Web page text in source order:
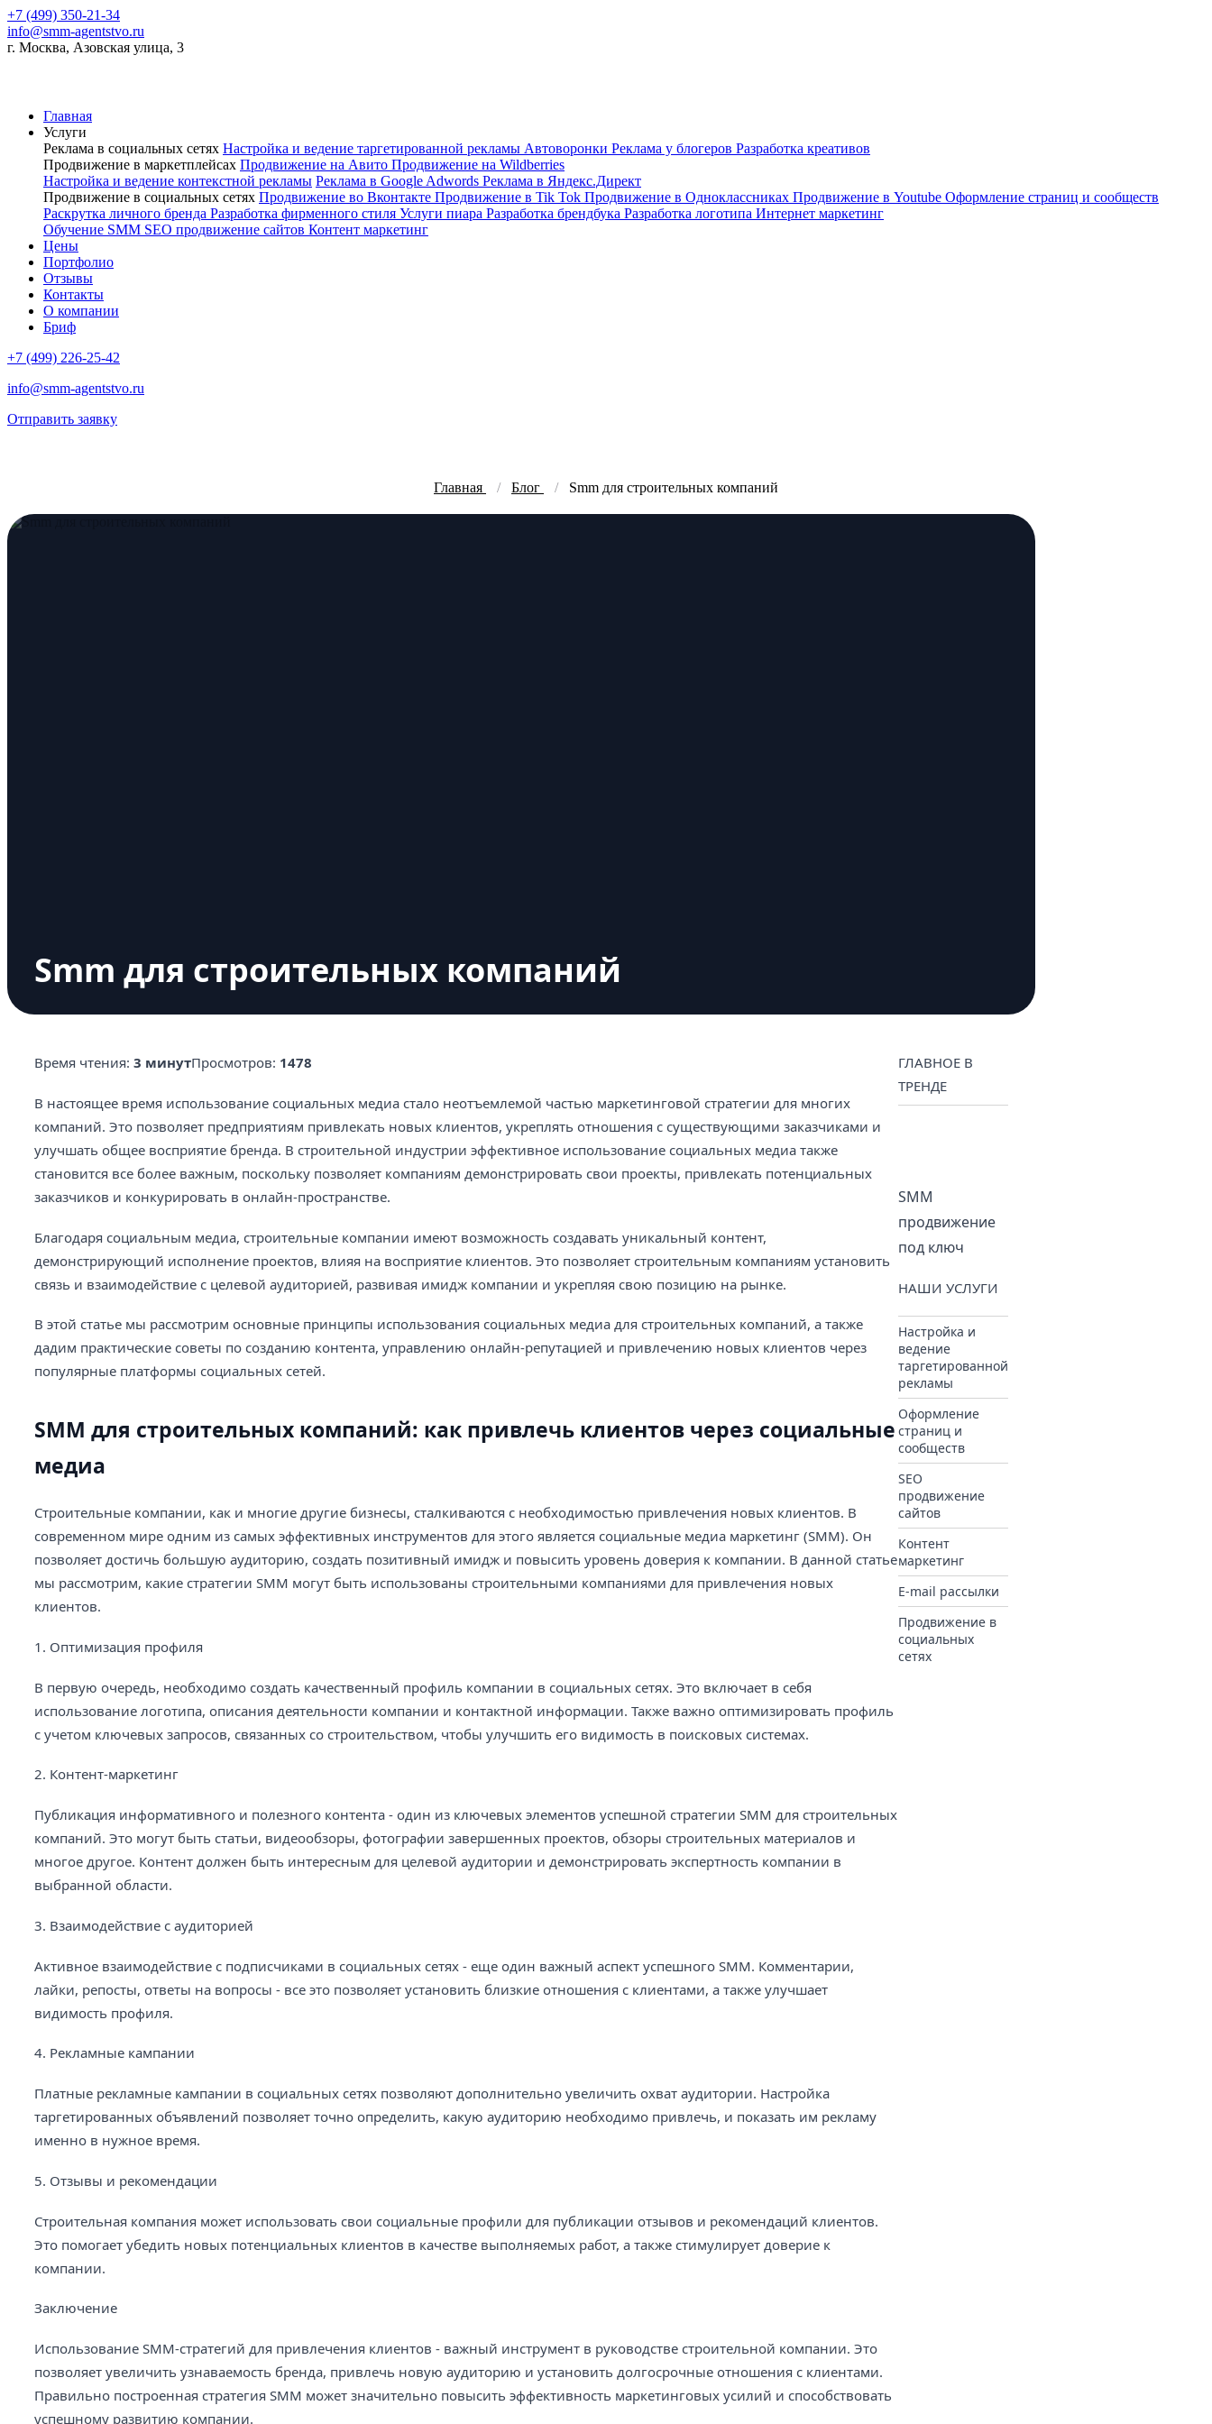
+7 (499) 350-21-34
info@smm-agentstvo.ru
г. Москва, Азовская улица, 3
Главная
Услуги
Реклама в социальных сетях Настройка и ведение таргетированной рекламы Автоворонки Реклама у блогеров Разработка креативов
Продвижение в маркетплейсах Продвижение на Авито Продвижение на Wildberries
Настройка и ведение контекстной рекламы Реклама в Google Adwords Реклама в Яндекс.Директ
Продвижение в социальных сетях Продвижение во Вконтакте Продвижение в Tik Tok Продвижение в Одноклассниках Продвижение в Youtube Оформление страниц и сообществ
Раскрутка личного бренда Разработка фирменного стиля Услуги пиара Разработка брендбука Разработка логотипа Интернет маркетинг
Обучение SMM SEO продвижение сайтов Контент маркетинг
Цены
Портфолио
Отзывы
Контакты
О компании
Бриф
+7 (499) 226-25-42
info@smm-agentstvo.ru
Отправить заявку
Главная Блог Smm для строительных компаний
Smm для строительных компаний
Время чтения: 3 минутПросмотров: 1478
В настоящее время использование социальных медиа стало неотъемлемой частью маркетинговой стратегии для многих
компаний. Это позволяет предприятиям привлекать новых клиентов, укреплять отношения с существующими заказчиками и
улучшать общее восприятие бренда. В строительной индустрии эффективное использование социальных медиа также
становится все более важным, поскольку позволяет компаниям демонстрировать свои проекты, привлекать потенциальных
заказчиков и конкурировать в онлайн-пространстве.
Благодаря социальным медиа, строительные компании имеют возможность создавать уникальный контент,
демонстрирующий исполнение проектов, влияя на восприятие клиентов. Это позволяет строительным компаниям установить
связь и взаимодействие с целевой аудиторией, развивая имидж компании и укрепляя свою позицию на рынке.
В этой статье мы рассмотрим основные принципы использования социальных медиа для строительных компаний, а также
дадим практические советы по созданию контента, управлению онлайн-репутацией и привлечению новых клиентов через
популярные платформы социальных сетей.
SMM для строительных компаний: как привлечь клиентов через социальные
медиа
Строительные компании, как и многие другие бизнесы, сталкиваются с необходимостью привлечения новых клиентов. В
современном мире одним из самых эффективных инструментов для этого является социальные медиа маркетинг (SMM). Он
позволяет достичь большую аудиторию, создать позитивный имидж и повысить уровень доверия к компании. В данной статье
мы рассмотрим, какие стратегии SMM могут быть использованы строительными компаниями для привлечения новых
клиентов.
1. Оптимизация профиля
В первую очередь, необходимо создать качественный профиль компании в социальных сетях. Это включает в себя
использование логотипа, описания деятельности компании и контактной информации. Также важно оптимизировать профиль
с учетом ключевых запросов, связанных со строительством, чтобы улучшить его видимость в поисковых системах.
2. Контент-маркетинг
Публикация информативного и полезного контента - один из ключевых элементов успешной стратегии SMM для строительных
компаний. Это могут быть статьи, видеообзоры, фотографии завершенных проектов, обзоры строительных материалов и
многое другое. Контент должен быть интересным для целевой аудитории и демонстрировать экспертность компании в
выбранной области.
3. Взаимодействие с аудиторией
Активное взаимодействие с подписчиками в социальных сетях - еще один важный аспект успешного SMM. Комментарии,
лайки, репосты, ответы на вопросы - все это позволяет установить близкие отношения с клиентами, а также улучшает
видимость профиля.
4. Рекламные кампании
Платные рекламные кампании в социальных сетях позволяют дополнительно увеличить охват аудитории. Настройка
таргетированных объявлений позволяет точно определить, какую аудиторию необходимо привлечь, и показать им рекламу
именно в нужное время.
5. Отзывы и рекомендации
Строительная компания может использовать свои социальные профили для публикации отзывов и рекомендаций клиентов.
Это помогает убедить новых потенциальных клиентов в качестве выполняемых работ, а также стимулирует доверие к
компании.
Заключение
Использование SMM-стратегий для привлечения клиентов - важный инструмент в руководстве строительной компании. Это
позволяет увеличить узнаваемость бренда, привлечь новую аудиторию и установить долгосрочные отношения с клиентами.
Правильно построенная стратегия SMM может значительно повысить эффективность маркетинговых усилий и способствовать
успешному развитию компании.
ГЛАВНОЕ В
ТРЕНДЕ
SMM
продвижение
под ключ
НАШИ УСЛУГИ
Настройка и
ведение
таргетированной
рекламы
Оформление
страниц и
сообществ
SEO
продвижение
сайтов
Контент
маркетинг
E-mail рассылки
Продвижение в
социальных
сетях